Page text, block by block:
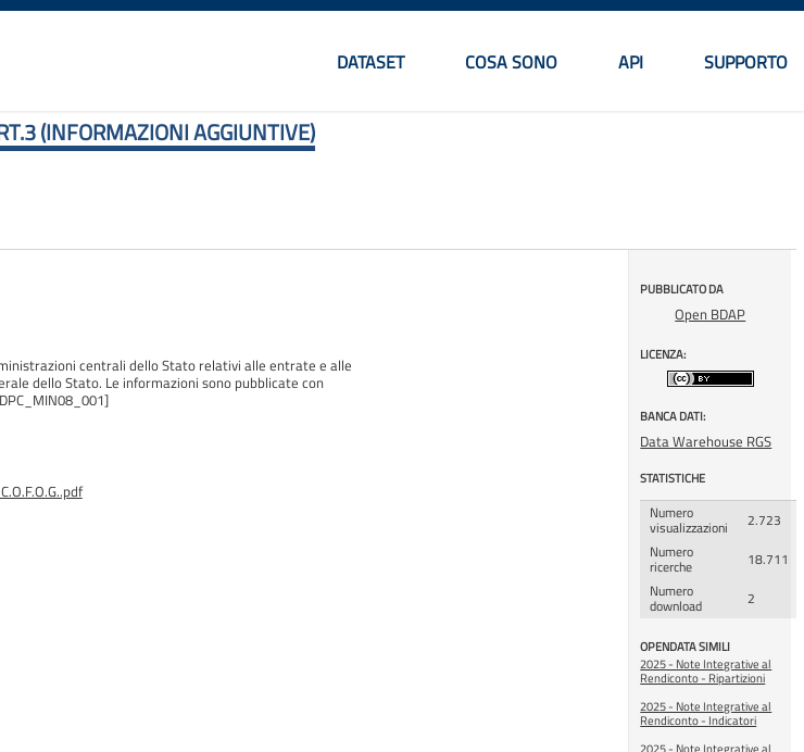
Menu principale
DATASET COSA SONO API SUPPORTO
(INFORMAZIONI AGGIUNTIVE)
centrali dello Stato relativi alle entrate e alle
dello Stato. Le informazioni sono pubblicate con
PUBBLICATO DA
Open BDAP
LICENZA:
BANCA DATI:
Data Warehouse RGS
STATISTICHE
Numero
visualizzazioni
2.723
Numero
ricerche
18.711
Numero
download 2
OPENDATA SIMILI
2025 - Note Integrative al
Rendiconto - Ripartizioni
2025 - Note Integrative al
Rendiconto - Indicatori